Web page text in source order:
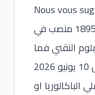
Nous vous
الوظيفة العمومية: توظيف 1895 منصب في
التقني فما
الباكالوريا او